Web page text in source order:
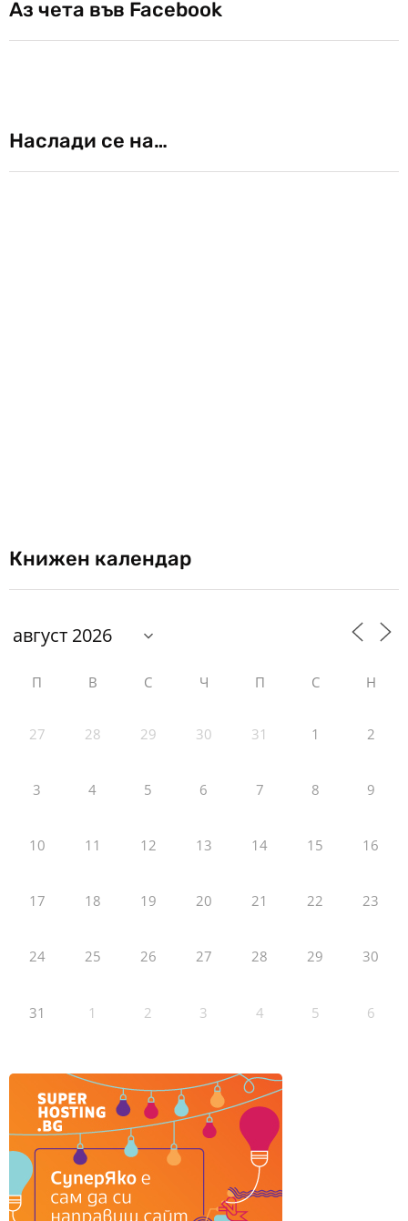
Аз чета във Facebook
Наслади се на…
Книжен календар
П В С Ч П С Н
27 28 29 30 31 1 2
3 4 5 6 7 8 9
10 11 12 13 14 15 16
17 18 19 20 21 22 23
24 25 26 27 28 29 30
31 1 2 3 4 5 6